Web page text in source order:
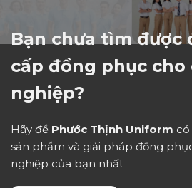
Bạn chưa tìm được
cấp đồng phục cho
nghiệp?
Hãy để Phước Thịnh Uniform có
sản phẩm và giải pháp đồng
nghiệp của bạn nhất